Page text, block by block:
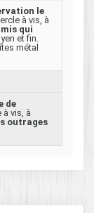
le
à vis, à
qui
et fin.
métal
de
à vis, à
outrages